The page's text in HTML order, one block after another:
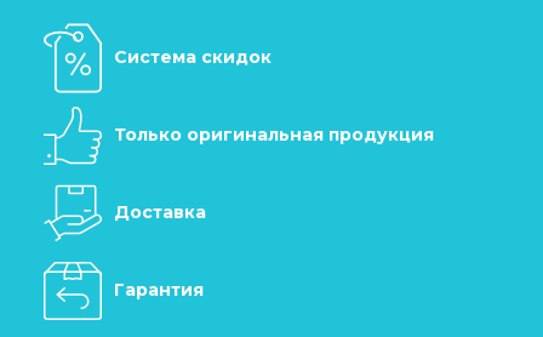
Система скидок
Только оригинальная продукция
Доставка
Гарантия